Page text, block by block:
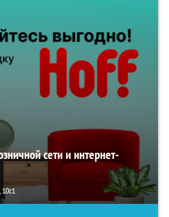
сети и интернет-